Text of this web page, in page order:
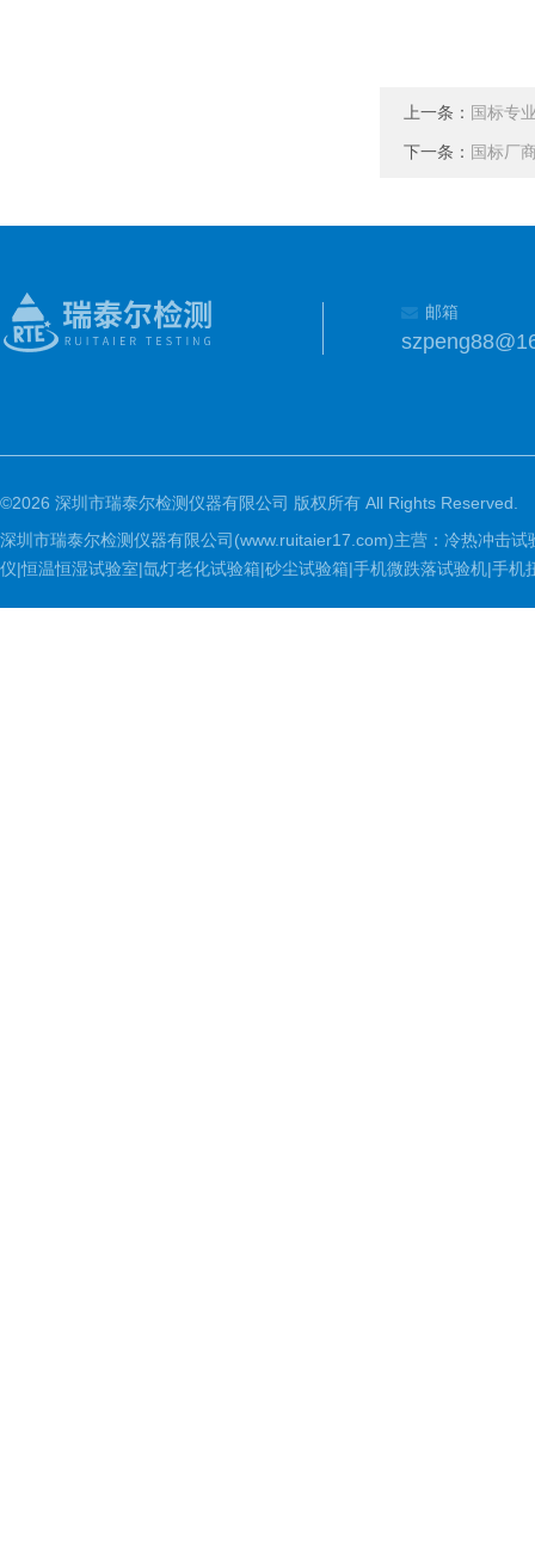
上一条： 国标专
下一条： 国标厂
邮箱
©2026 深圳市瑞泰尔检测仪器有限公司 版权所有 All Rights Reserved.
深圳市瑞泰尔检测仪器有限公司(www.ruitaier17.com)主营：冷热冲击
仪|恒温恒湿试验室|氙灯老化试验箱|砂尘试验箱|手机微跌落试验机|手机